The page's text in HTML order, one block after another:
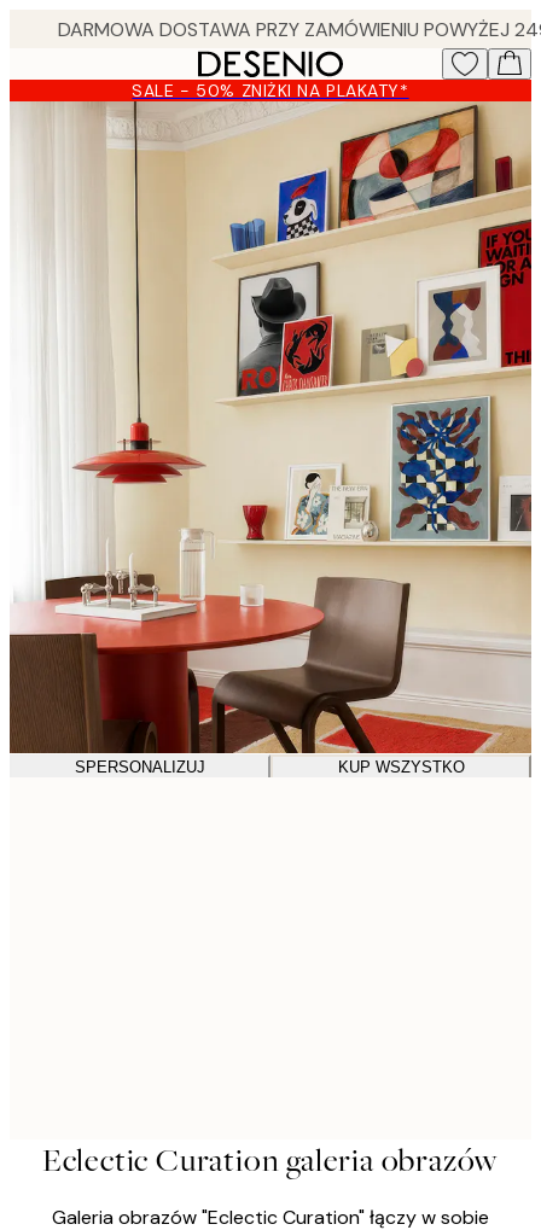
content.
SALE - 50% ZNIŻKI NA PLAKATY*
SPERSONALIZUJ KUP WSZYSTKO
Eclectic Curation galeria obrazów
Galeria obrazów "Eclectic Curation" łączy w sobie